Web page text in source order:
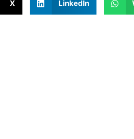
X LinkedIn